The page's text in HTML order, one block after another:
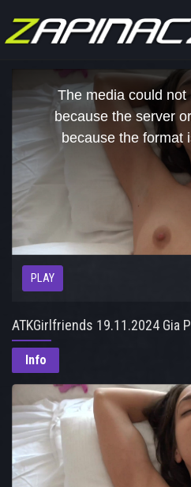
modal
window.
The media could
because the server
because the format
PLAY
ATKGirlfriends 19.11.2024 Gia
Info